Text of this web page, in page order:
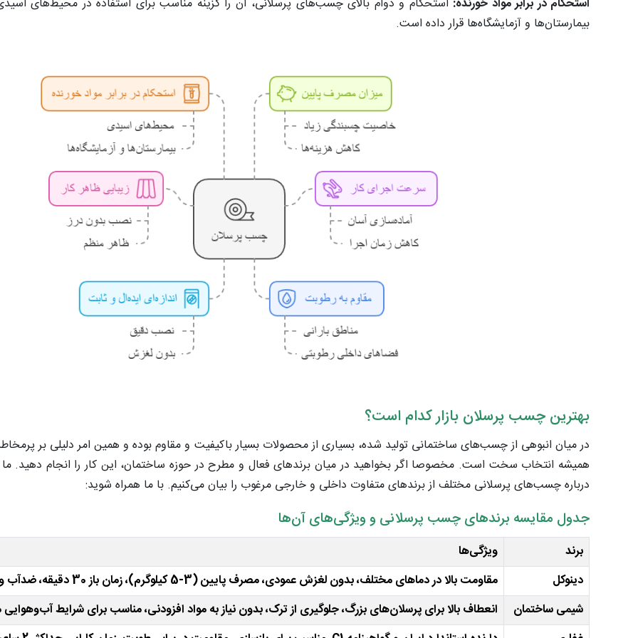
بیمارستان‌ها و آزمایشگاه‌ها قرار داده است.
بهترین چسب پرسلان بازار کدام است؟
در میان انبوهی از چسب‌های ساختمانی تولید شده، بسیاری از محصولات بسیار باکیفیت و مقاوم بوده و همین امر دلیلی بر
همیشه انتخاب سخت است. مخصوصا اگر بخواهید در میان برندهای فعال و مطرح در حوزه ساختمان، این کار را انجام دهید.
درباره چسب‌های پرسلانی مختلف از برندهای متفاوت داخلی و خارجی مرغوب را بیان می‌کنیم. با ما همراه شوید:
جدول مقایسه برندهای چسب پرسلانی و ویژگی‌های آن‌ها
برند
ویژگی‌ها
دینوکل
مقاومت بالا در دماهای مختلف، بدون لغزش عمودی، مصرف پایین (3-5 کیلوگرم)، زمان باز 30 دقیقه، ضدآب و انعطاف‌پذیر.
شیمی ساختمان
انعطاف بالا برای پرسلان‌های بزرگ، جلوگیری از ترک، بدون نیاز به مواد افزودنی، مناسب برای شرایط